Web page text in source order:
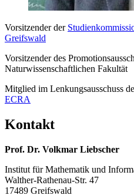
Vorsitzender der
Greifswald
Vorsitzender des
Naturwissenschaftlichen Fakultät
Mitglied im Lenkungsausschuss
ECRA
Kontakt
Prof. Dr. Volkmar Liebscher
Institut für Mathematik und
Walther-Rathenau-Str. 47
17489 Greifswald